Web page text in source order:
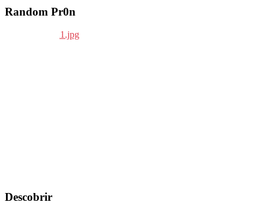
Random Pr0n
Descobrir